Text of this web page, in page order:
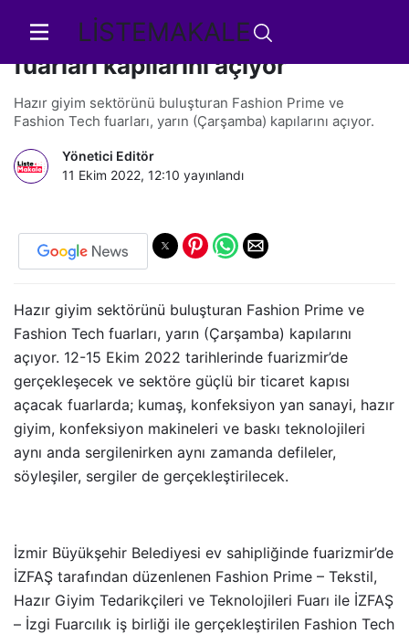
LİSTEMAKALE
Fashion Prime ve Fashion Tech
fuarları kapılarını açıyor
Hazır giyim sektörünü buluşturan Fashion Prime ve
Fashion Tech fuarları, yarın (Çarşamba) kapılarını açıyor.
Yönetici Editör
11 Ekim 2022, 12:10 yayınlandı
Hazır giyim sektörünü buluşturan Fashion Prime ve
Fashion Tech fuarları, yarın (Çarşamba) kapılarını
açıyor. 12-15 Ekim 2022 tarihlerinde fuarizmir’de
gerçekleşecek ve sektöre güçlü bir ticaret kapısı
açacak fuarlarda; kumaş, konfeksiyon yan sanayi, hazır
giyim, konfeksiyon makineleri ve baskı teknolojileri
aynı anda sergilenirken aynı zamanda defileler,
söyleşiler, sergiler de gerçekleştirilecek.
İzmir Büyükşehir Belediyesi ev sahipliğinde fuarizmir’de
İZFAŞ tarafından düzenlenen Fashion Prime – Tekstil,
Hazır Giyim Tedarikçileri ve Teknolojileri Fuarı ile İZFAŞ
– İzgi Fuarcılık iş birliği ile gerçekleştirilen Fashion Tech